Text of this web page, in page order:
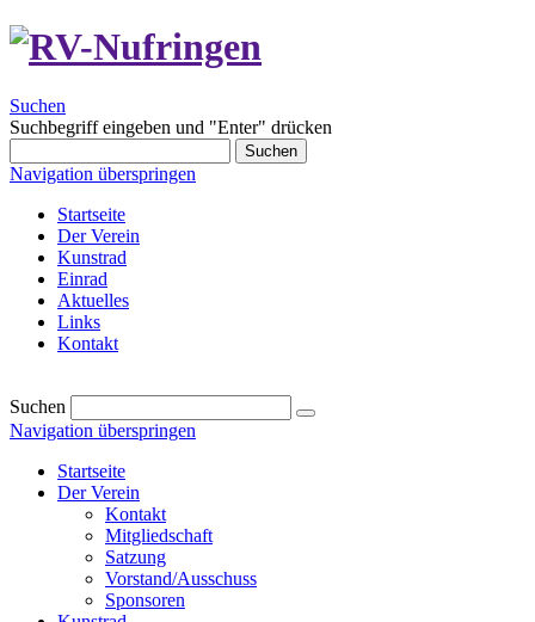
Suchen
Suchbegriff eingeben und "Enter" drücken
Suchen
Navigation überspringen
Startseite
Der Verein
Kunstrad
Einrad
Aktuelles
Links
Kontakt
Suchen
Navigation überspringen
Startseite
Der Verein
Kontakt
Mitgliedschaft
Satzung
Vorstand/Ausschuss
Sponsoren